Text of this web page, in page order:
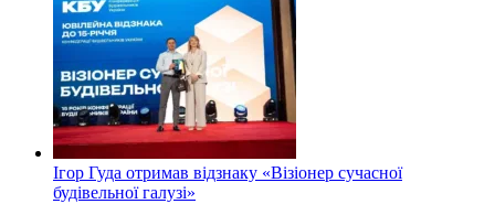
Ігор Гуда отримав відзнаку «Візіонер сучасної
будівельної галузі»